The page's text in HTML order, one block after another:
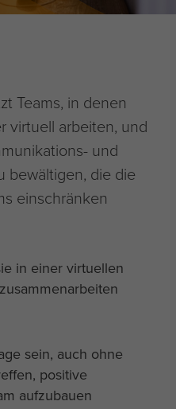
Teams, in denen
virtuell arbeiten, und
und
bewältigen, die die
einschränken
in einer virtuellen
sein, auch ohne
positive
aufzubauen